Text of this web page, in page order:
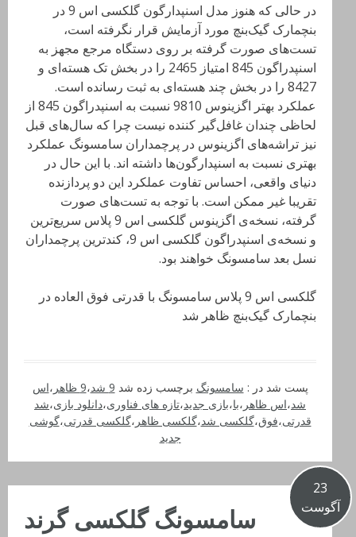
در حالی که هنوز مدل اسنپدارگون گلکسی اس 9 در
بنچمارک گیک‌بنچ مورد آزمایش قرار نگرفته است،
تست‌های صورت گرفته بر روی دستگاه مرجع مجهز به
اسنپدراگون 845 امتیاز 2465 را در بخش تک هسته‌ای و
8427 را در بخش چند هسته‌ای به ثبت رسانده است.
عملکرد بهتر اگزینوس 9810 نسبت به اسنپدراگون 845 از
لحاظی چندان غافل‌گیر کننده نیست چرا که سال‌های قبل
نیز تراشه‌های اگزینوس در پرچمداران سامسونگ عملکرد
بهتری نسبت به اسنپدارگون‌ها داشته اند. با این حال در
دنیای واقعی، احساس تفاوت عملکرد این دو پردازنده
تقریبا غیر ممکن است. با توجه به تست‌های صورت
گرفته، نسخه‌ی اگزینوس گلکسی اس 9 پلاس سریع‌ترین
و نسخه‌ی اسنپدراگون گلکسی اس 9، کندترین پرچمداران
نسل بعد سامسونگ خواهند بود.
گلکسی اس 9 پلاس سامسونگ با قدرتی فوق العاده در
بنچمارک گیک‌بنچ ظاهر شد
پست شد در : سامسونگ برچسب زده شد 9 شد ،9 ظاهر ،اس
شد،اس ظاهر ،با،بازی جدید،تازه های فناوری،دانلود بازی،شد
قدرتی،فوق،گلکسی شد،گلکسی ظاهر ،گلکسی قدرتی،گوشی
جدید
23
آگوست
سامسونگ گلکسی گرند